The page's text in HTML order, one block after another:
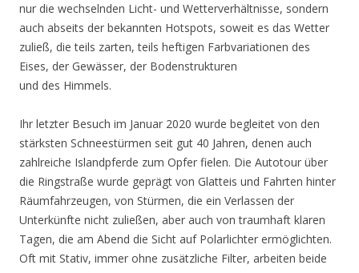
nur die wechselnden Licht- und Wetterverhältnisse, sondern
auch abseits der bekannten Hotspots, soweit es das Wetter
zuließ, die teils zarten, teils heftigen Farbvariationen des
Eises, der Gewässer, der Bodenstrukturen
und des Himmels.
Ihr letzter Besuch im Januar 2020 wurde begleitet von den
stärksten Schneestürmen seit gut 40 Jahren, denen auch
zahlreiche Islandpferde zum Opfer fielen. Die Autotour über
die Ringstraße wurde geprägt von Glatteis und Fahrten hinter
Räumfahrzeugen, von Stürmen, die ein Verlassen der
Unterkünfte nicht zuließen, aber auch von traumhaft klaren
Tagen, die am Abend die Sicht auf Polarlichter ermöglichten.
Oft mit Stativ, immer ohne zusätzliche Filter, arbeiten beide